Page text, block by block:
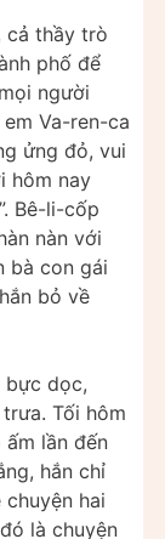
cả thầy trò
phố để
người
Va-ren-ca
ửng đỏ, vui
hôm nay
Bê-li-cốp
nàn với
bà con gái
bỏ về
bực dọc,
Tối hôm
lần đến
hắn chỉ
hai
là chuyện